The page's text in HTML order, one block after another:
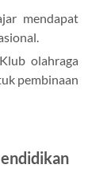
mendapat
Klub olahraga
pembinaan